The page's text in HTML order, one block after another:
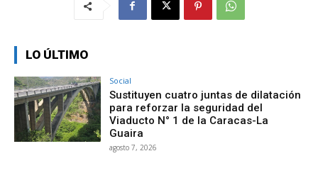
LO ÚLTIMO
Social
Sustituyen cuatro juntas de dilatación
para reforzar la seguridad del
Viaducto N° 1 de la Caracas-La
Guaira
agosto 7, 2026